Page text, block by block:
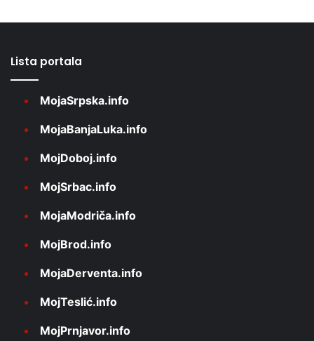
Lista portala
MojaSrpska.info
MojaBanjaLuka.info
MojDoboj.info
MojSrbac.info
MojaModriča.info
MojBrod.info
MojaDerventa.info
MojTeslić.info
MojPrnjavor.info